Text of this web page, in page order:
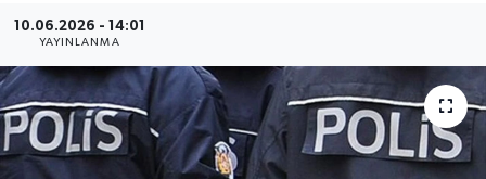
10.06.2026 - 14:01
YAYINLANMA